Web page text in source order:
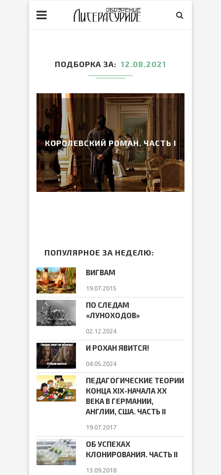
ПОДБОРКА ЗА 12.08.2021
КОРОЛЕВСКИЙ РОМАН. ЧАСТЬ I
ПОПУЛЯРНОЕ ЗА НЕДЕЛЮ:
ВИГВАМ
19.07.2015
ПО СЛЕДАМ
«ЛУНОХОДОВ»
02.12.2024
И РОХАН ЯВИТСЯ!
04.05.2024
ПЕДАГОГИЧЕСКИЕ ТЕОРИИ
КОНЦА ХIХ-НАЧАЛА ХХ
ВЕКА В ГЕРМАНИИ,
АНГЛИИ, США. ЧАСТЬ II
19.07.2017
ОБ УСПЕХАХ
КЛОНИРОВАНИЯ. ЧАСТЬ II
13.09.2018